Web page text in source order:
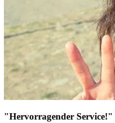
"Hervorragender Service!"